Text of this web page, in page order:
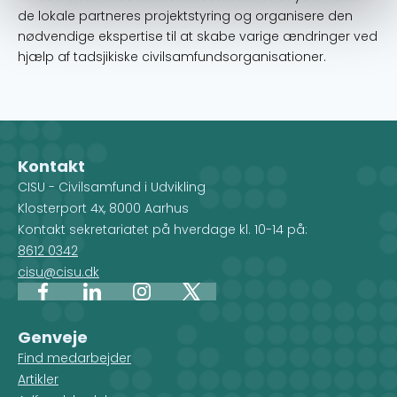
de lokale partneres projektstyring og organisere den
nødvendige ekspertise til at skabe varige ændringer ved
hjælp af tadsjikiske civilsamfundsorganisationer.
Kontakt
CISU - Civilsamfund i Udvikling
Klosterport 4x, 8000 Aarhus
Kontakt sekretariatet på hverdage kl. 10-14 på:
8612 0342
cisu@cisu.dk
FacebookLinkedInInstagram
X
Genveje
Find medarbejder
Artikler